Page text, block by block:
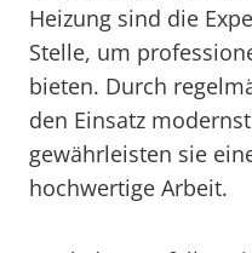
Heizung sind die
Stelle, um
bieten. Durch
den Einsatz
gewährleisten sie
hochwertige Arbeit.